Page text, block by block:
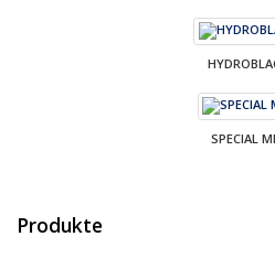
SPECIAL
Produkte